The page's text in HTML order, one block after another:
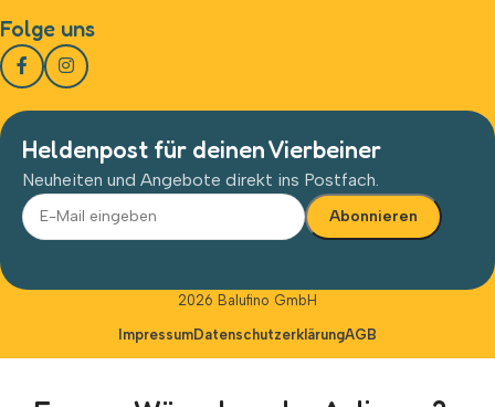
Folge uns
Heldenpost für deinen Vierbeiner
Neuheiten und Angebote direkt ins Postfach.
2026 Balufino GmbH
ImpressumDatenschutzerklärungAGB